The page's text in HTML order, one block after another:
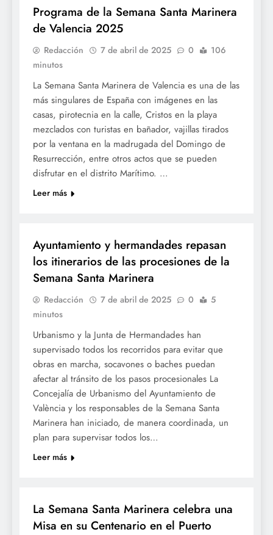
Programa de la Semana Santa Marinera
de Valencia 2025
Redacción 7 de abril de 2025 0
106
minutos
La Semana Santa Marinera de Valencia es una de las
más singulares de España con imágenes en las
casas, pirotecnia en la calle, Cristos en la playa
mezclados con turistas en bañador, vajillas tirados
por la ventana en la madrugada del Domingo de
Resurrección, entre otros actos que se pueden
disfrutar en el distrito Marítimo. …
Leer más
Ayuntamiento y hermandades repasan
los itinerarios de las procesiones de la
Semana Santa Marinera
Redacción 7 de abril de 2025 0
5
minutos
Urbanismo y la Junta de Hermandades han
supervisado todos los recorridos para evitar que
obras en marcha, socavones o baches puedan
afectar al tránsito de los pasos procesionales La
Concejalía de Urbanismo del Ayuntamiento de
València y los responsables de la Semana Santa
Marinera han iniciado, de manera coordinada, un
plan para supervisar todos los…
Leer más
La Semana Santa Marinera celebra una
Misa en su Centenario en el Puerto